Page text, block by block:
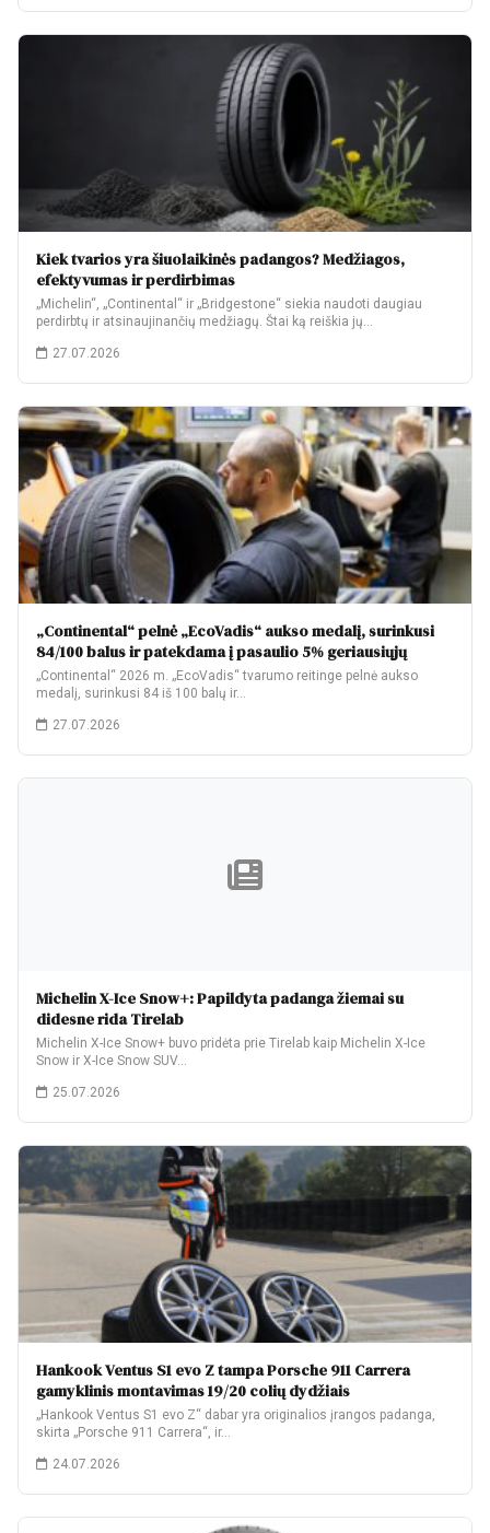
Kiek tvarios yra šiuolaikinės padangos? Medžiagos,
efektyvumas ir perdirbimas
„Michelin“, „Continental“ ir „Bridgestone“ siekia naudoti daugiau
perdirbtų ir atsinaujinančių medžiagų. Štai ką reiškia jų…
27.07.2026
„Continental“ pelnė „EcoVadis“ aukso medalį, surinkusi
84/100 balus ir patekdama į pasaulio 5% geriausiųjų
„Continental“ 2026 m. „EcoVadis“ tvarumo reitinge pelnė aukso
medalį, surinkusi 84 iš 100 balų ir…
27.07.2026
Michelin X-Ice Snow+: Papildyta padanga žiemai su
didesne rida Tirelab
Michelin X-Ice Snow+ buvo pridėta prie Tirelab kaip Michelin X-Ice
Snow ir X-Ice Snow SUV…
25.07.2026
Hankook Ventus S1 evo Z tampa Porsche 911 Carrera
gamyklinis montavimas 19/20 colių dydžiais
„Hankook Ventus S1 evo Z“ dabar yra originalios įrangos padanga,
skirta „Porsche 911 Carrera“, ir…
24.07.2026